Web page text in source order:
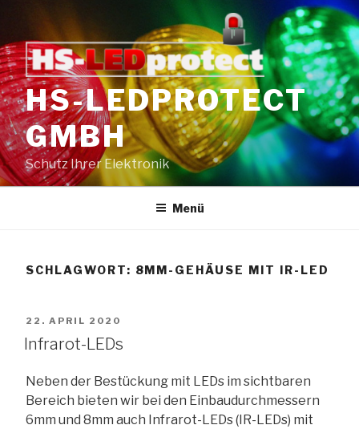
springen
HS-LEDPROTECT
GMBH
Schutz Ihrer Elektronik
Menü
SCHLAGWORT: 8MM-GEHÄUSE MIT IR-LED
VERÖFFENTLICHT
AM
22. APRIL 2020
Infrarot-LEDs
Neben der Bestückung mit LEDs im sichtbaren
Bereich bieten wir bei den Einbaudurchmessern
6mm und 8mm auch Infrarot-LEDs (IR-LEDs) mit